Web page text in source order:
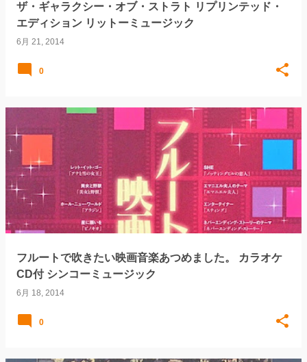
ザ・ギャラクシー・オブ・ストラト リプリンテッド・
エディション リットーミュージック
6月 21, 2014
0
フルートで吹きたい映画音楽あつめました。 カラオケ
CD付 シンコーミュージック
6月 18, 2014
0